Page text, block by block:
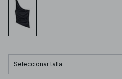
Seleccionar talla